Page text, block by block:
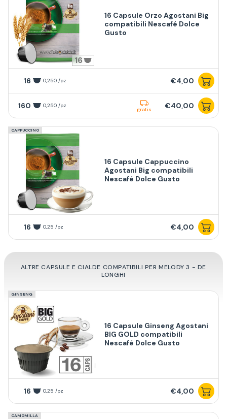
16
16 Capsule Orzo Agostani Big
compatibili Nescafé Dolce
Gusto
16 0,250 /pz €4,00
160 0,250 /pz
gratis €40,00
CAPPUCCINO
16 Capsule Cappuccino
Agostani Big compatibili
Nescafé Dolce Gusto
16 0,25 /pz €4,00
ALTRE CAPSULE E CIALDE COMPATIBILI PER MELODY 3 - DE
LONGHI
GINSENG
16 Capsule Ginseng Agostani
BIG GOLD compatibili
Nescafé Dolce Gusto
16 0,25 /pz €4,00
CAMOMILLA